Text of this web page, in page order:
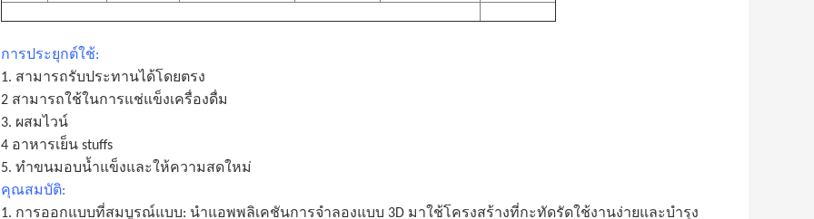
การประยุกต์ใช้:
1. สามารถรับประทานได้โดยตรง
2 สามารถใช้ในการแช่แข็งเครื่องดื่ม
3. ผสมไวน์
4 อาหารเย็น stuffs
5. ทำขนมอบน้ำแข็งและให้ความสดใหม่
คุณสมบัติ:
1. การออกแบบที่สมบูรณ์แบบ: นำแอพพลิเคชันการจำลองแบบ 3D มาใช้โครงสร้างที่กะทัดรัดใช้งานง่ายและบำรุง